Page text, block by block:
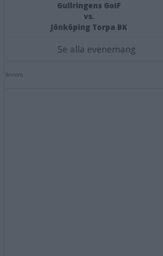
Gullringens GoIF
vs.
Jönköping Torpa BK
Se alla evenemang
Annons: